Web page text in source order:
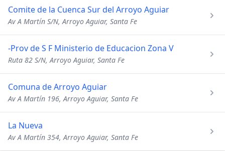
Comite de la Cuenca Sur del Arroyo Aguiar
Av A Martín S/N, Arroyo Aguiar, Santa Fe
-Prov de S F Ministerio de Educacion Zona V
Ruta 82 S/N, Arroyo Aguiar, Santa Fe
Comuna de Arroyo Aguiar
Av A Martín 196, Arroyo Aguiar, Santa Fe
La Nueva
Av A Martín 354, Arroyo Aguiar, Santa Fe